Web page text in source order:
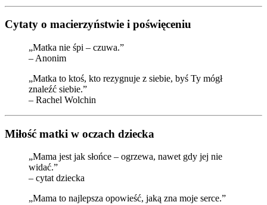
Cytaty o macierzyństwie i poświęceniu
„Matka nie śpi – czuwa.”
– Anonim
„Matka to ktoś, kto rezygnuje z siebie, byś Ty mógł
znaleźć siebie.”
– Rachel Wolchin
Miłość matki w oczach dziecka
„Mama jest jak słońce – ogrzewa, nawet gdy jej nie
widać.”
– cytat dziecka
„Mama to najlepsza opowieść, jaką zna moje serce.”